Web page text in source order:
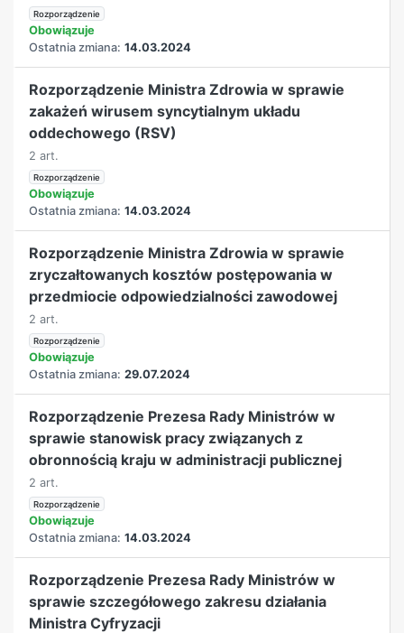
Rozporządzenie
Obowiązuje
Ostatnia zmiana: 14.03.2024
Rozporządzenie Ministra Zdrowia w sprawie
zakażeń wirusem syncytialnym układu
oddechowego (RSV)
2 art.
Rozporządzenie
Obowiązuje
Ostatnia zmiana: 14.03.2024
Rozporządzenie Ministra Zdrowia w sprawie
zryczałtowanych kosztów postępowania w
przedmiocie odpowiedzialności zawodowej
2 art.
Rozporządzenie
Obowiązuje
Ostatnia zmiana: 29.07.2024
Rozporządzenie Prezesa Rady Ministrów w
sprawie stanowisk pracy związanych z
obronnością kraju w administracji publicznej
2 art.
Rozporządzenie
Obowiązuje
Ostatnia zmiana: 14.03.2024
Rozporządzenie Prezesa Rady Ministrów w
sprawie szczegółowego zakresu działania
Ministra Cyfryzacji